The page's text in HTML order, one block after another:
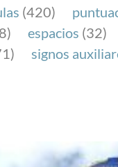
(420)
espacios (32)
signos